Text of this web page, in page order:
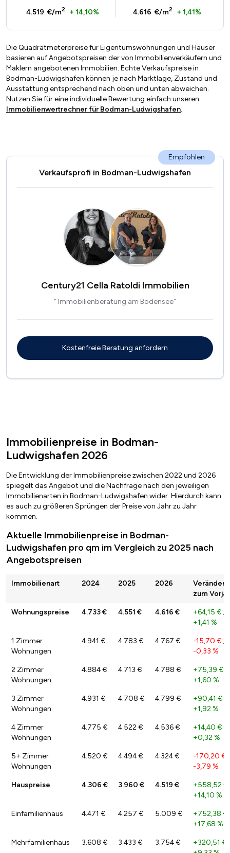
4.519 €/m2 + 14,10%
4.616 €/m2 + 1,41%
Die Quadratmeterpreise für Eigentumswohnungen und Häuser
basieren auf Angebotspreisen der von Immobilienverkäufern und
Maklern angebotenen Immobilien. Echte Verkaufspreise in
Bodman-Ludwigshafen können je nach Marktlage, Zustand und
Ausstattung entsprechend nach oben und unten abweichen.
Nutzen Sie für eine individuelle Bewertung einfach unseren
Immobilienwertrechner für Bodman-Ludwigshafen.
Immobilienpreise in Bodman-
Ludwigshafen 2026
Die Entwicklung der Immobilienpreise zwischen 2022 und 2026
spiegelt das Angebot und die Nachfrage nach den jeweiligen
Immobilienarten in Bodman-Ludwigshafen wider. Hierdurch kann
es auch zu größeren Sprüngen der Preise von Jahr zu Jahr
kommen.
Aktuelle Immobilienpreise in Bodman-
Ludwigshafen pro qm im Vergleich zu 2025 nach
Angebotspreisen
Immobilienart 2024 2025 2026
zum
Wohnungspreise 4.733 € 4.551 € 4.616 € +64,15 € /
+1,41 %
1 Zimmer
Wohnungen
4.941 € 4.783 € 4.767 € -15,70 € /
-0,33 %
2 Zimmer
Wohnungen
4.884 € 4.713 € 4.788 € +75,39 €
+1,60 %
3 Zimmer
Wohnungen
4.931 € 4.708 € 4.799 € +90,41 €
+1,92 %
4 Zimmer
Wohnungen
4.775 € 4.522 € 4.536 € +14,40 €
+0,32 %
5+ Zimmer
Wohnungen
4.520 € 4.494 € 4.324 € -170,20 €
-3,79 %
Hauspreise 4.306 € 3.960 € 4.519 € +558,52 €
+14,10 %
Einfamilienhaus 4.471 € 4.257 € 5.009 € +752,38 €
+17,68 %
Mehrfamilienhaus 3.608 € 3.433 € 3.754 € +320,51 €